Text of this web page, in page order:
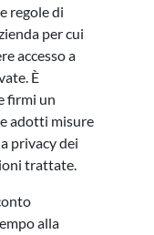
regole di
per cui
accesso a
È
firmi un
adotti misure
privacy dei
trattate.
alla